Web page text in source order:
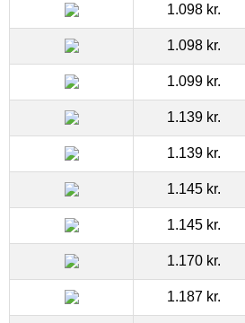
1.098 kr.
1.098 kr.
1.099 kr.
1.139 kr.
1.139 kr.
1.145 kr.
1.145 kr.
1.170 kr.
1.187 kr.